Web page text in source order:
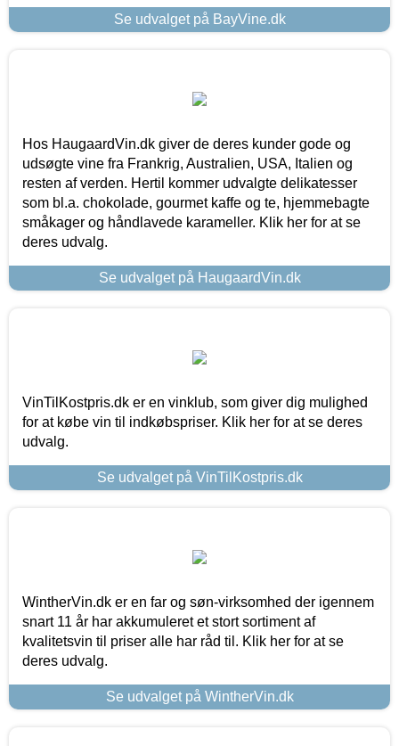
Se udvalget på BayVine.dk
Hos HaugaardVin.dk giver de deres kunder gode og
udsøgte vine fra Frankrig, Australien, USA, Italien og
resten af verden. Hertil kommer udvalgte delikatesser
som bl.a. chokolade, gourmet kaffe og te, hjemmebagte
småkager og håndlavede karameller. Klik her for at se
deres udvalg.
Se udvalget på HaugaardVin.dk
VinTilKostpris.dk er en vinklub, som giver dig mulighed
for at købe vin til indkøbspriser. Klik her for at se deres
udvalg.
Se udvalget på VinTilKostpris.dk
WintherVin.dk er en far og søn-virksomhed der igennem
snart 11 år har akkumuleret et stort sortiment af
kvalitetsvin til priser alle har råd til. Klik her for at se
deres udvalg.
Se udvalget på WintherVin.dk